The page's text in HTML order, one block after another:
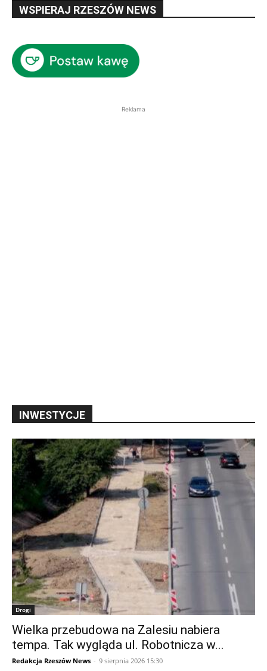
WSPIERAJ RZESZÓW NEWS
Reklama
INWESTYCJE
Drogi
Wielka przebudowa na Zalesiu nabiera
tempa. Tak wygląda ul. Robotnicza w...
Redakcja Rzeszów News - 9 sierpnia 2026 15:30